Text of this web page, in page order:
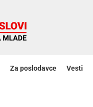
Za poslodavce Vesti